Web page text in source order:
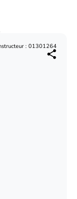
: 01301264